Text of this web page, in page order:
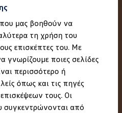
μας βοηθούν να
τη χρήση του
επισκέπτες του. Με
γνωρίζουμε ποιες σελίδες
περισσότερο ή
όπως και τις πηγές
τους. Οι
συγκεντρώνονται από
Credit
Credit
After Sales
ανταλλακτικά
ΚΤΕΟ
και υγρά